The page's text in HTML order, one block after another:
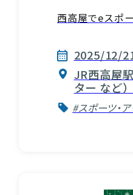
西高屋でeスポ
2025/12/21
JR西高屋
ター など）
#スポーツ・